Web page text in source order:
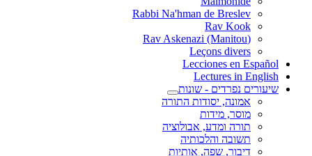
Rabbi Na'hman de Breslev
Rav Kook
(Rav Askenazi (Manitou
Leçons divers
Lecciones en Español
Lectures in English
שיעורים נפרדים - שונות
אמונה, יסודות התורה
מוסר, מידות
תורה ומדע, אבולוציה
תשובה והלכותיה
דיבור, שפה, אותיות